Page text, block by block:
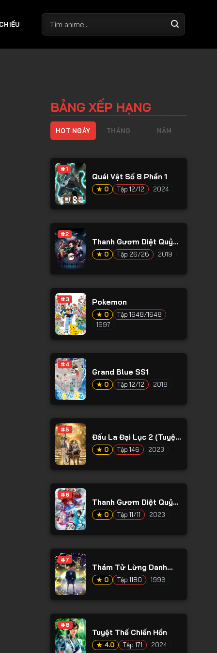
BẢNG XẾP HẠNG
HOT NGÀY THÁNG NĂM
#1
Quái Vật Số 8 Phần 1
★ 0 Tập 12/12 2024
#2
Thanh Gươm Diệt Quỷ
Phần 1
★ 0 Tập 26/26 2019
#3 Pokemon
★ 0
Tập 1648/1648
1997
#4
Grand Blue SS1
★ 0 Tập 12/12 2018
#5
Đấu La Đại Lục 2 (Tuyệt
Thế Đường Môn)
★ 0 Tập 146 2023
#6
Thanh Gươm Diệt Quỷ
Phần 3
★ 0 Tập 11/11 2023
#7
Thám Tử Lừng Danh
Conan
★ 0 Tập 1180 1996
#8
Tuyệt Thế Chiến Hồn
★ 4.0 Tập 171 2024